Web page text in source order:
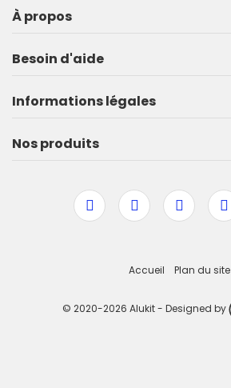
À propos
Besoin d'aide
Informations légales
Nos produits
Accueil Plan du site
© 2020-2026 Alukit - Designed by